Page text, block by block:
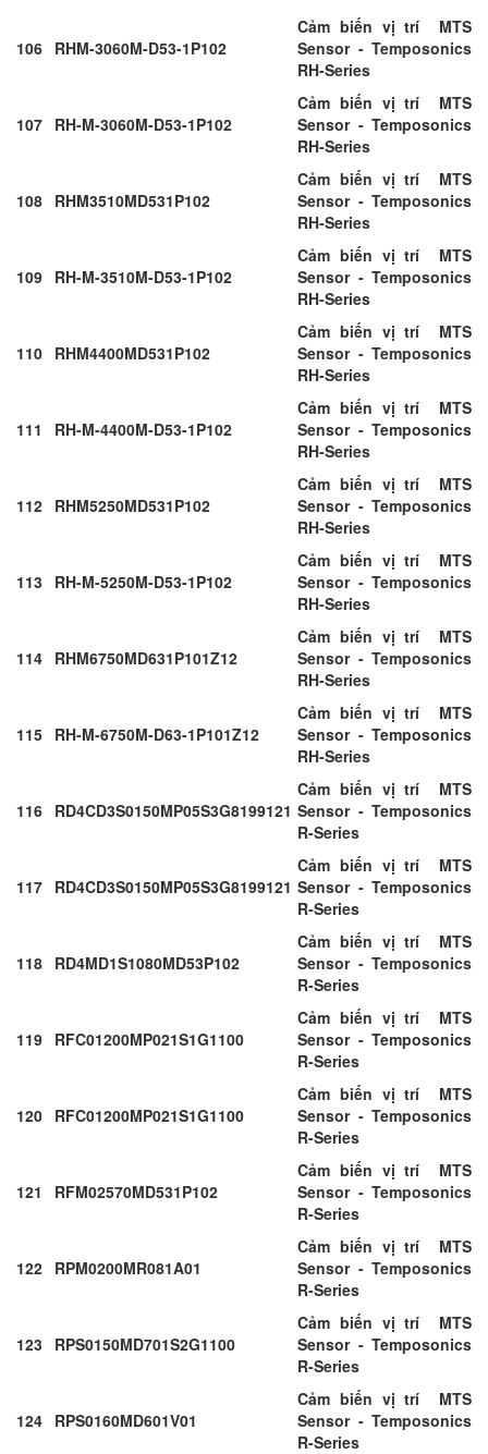
106 RHM-3060M-D53-1P102
Cảm biến vị trí MTS
Sensor - Temposonics
RH-Series
107 RH-M-3060M-D53-1P102
Cảm biến vị trí MTS
Sensor - Temposonics
RH-Series
108 RHM3510MD531P102
Cảm biến vị trí MTS
Sensor - Temposonics
RH-Series
109 RH-M-3510M-D53-1P102
Cảm biến vị trí MTS
Sensor - Temposonics
RH-Series
110 RHM4400MD531P102
Cảm biến vị trí MTS
Sensor - Temposonics
RH-Series
111 RH-M-4400M-D53-1P102
Cảm biến vị trí MTS
Sensor - Temposonics
RH-Series
112 RHM5250MD531P102
Cảm biến vị trí MTS
Sensor - Temposonics
RH-Series
113 RH-M-5250M-D53-1P102
Cảm biến vị trí MTS
Sensor - Temposonics
RH-Series
114 RHM6750MD631P101Z12
Cảm biến vị trí MTS
Sensor - Temposonics
RH-Series
115 RH-M-6750M-D63-1P101Z12
Cảm biến vị trí MTS
Sensor - Temposonics
RH-Series
116 RD4CD3S0150MP05S3G8199121
Cảm biến vị trí MTS
Sensor - Temposonics
R-Series
117 RD4CD3S0150MP05S3G8199121
Cảm biến vị trí MTS
Sensor - Temposonics
R-Series
118 RD4MD1S1080MD53P102
Cảm biến vị trí MTS
Sensor - Temposonics
R-Series
119 RFC01200MP021S1G1100
Cảm biến vị trí MTS
Sensor - Temposonics
R-Series
120 RFC01200MP021S1G1100
Cảm biến vị trí MTS
Sensor - Temposonics
R-Series
121 RFM02570MD531P102
Cảm biến vị trí MTS
Sensor - Temposonics
R-Series
122 RPM0200MR081A01
Cảm biến vị trí MTS
Sensor - Temposonics
R-Series
123 RPS0150MD701S2G1100
Cảm biến vị trí MTS
Sensor - Temposonics
R-Series
124 RPS0160MD601V01
Cảm biến vị trí MTS
Sensor - Temposonics
R-Series